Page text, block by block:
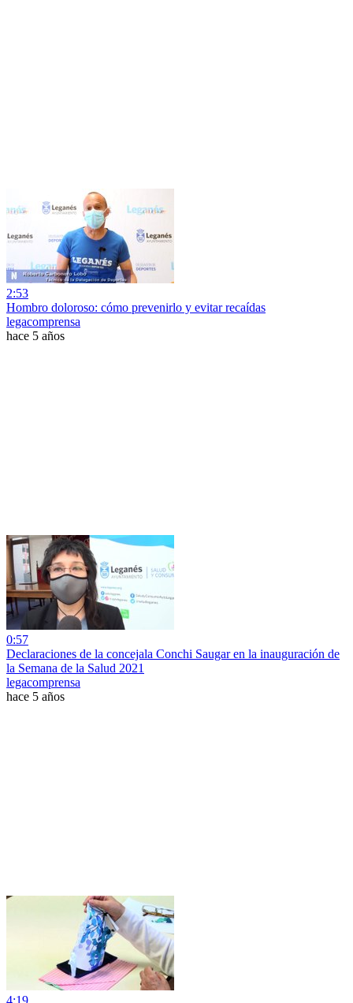
2:53
Hombro doloroso: cómo prevenirlo y evitar recaídas
legacomprensa
hace 5 años
0:57
Declaraciones de la concejala Conchi Saugar en la inauguración de
la Semana de la Salud 2021
legacomprensa
hace 5 años